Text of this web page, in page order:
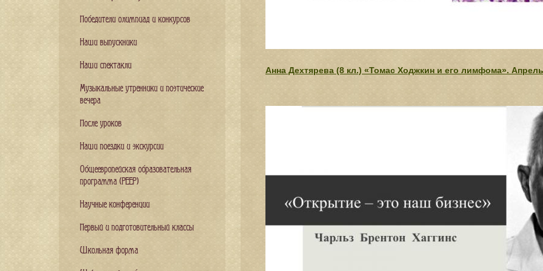
Анна Дехтярева (8 кл.) «Томас Ходжкин и его лимфома».
Победители олимпиад и конкурсов
Наши выпускники
Наши спектакли
Музыкальные утренники и поэтические
вечера
После уроков
Наши поездки и экскурсии
Общеевропейская образовательная
программа (PEEP)
Научные конференции
Первый и подготовительный классы
Школьная форма